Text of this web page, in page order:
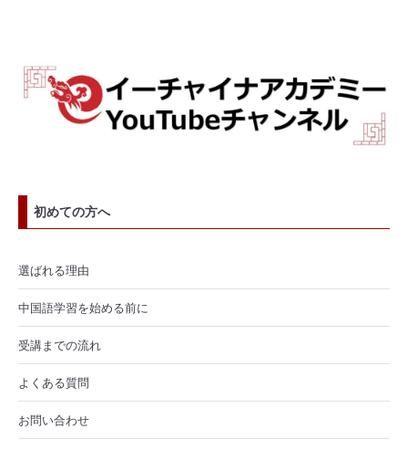
初めての方へ
選ばれる理由
中国語学習を始める前に
受講までの流れ
よくある質問
お問い合わせ